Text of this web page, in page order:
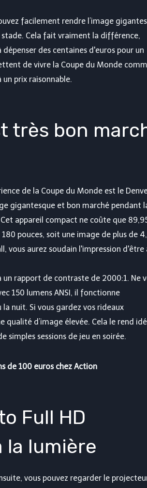
facilement rendre l’image
stade. Cela fait vraiment la différence,
des centaines d'euros pour un
de vivre la Coupe du Monde
prix raisonnable.
très bon
de la Coupe du Monde est le
gigantesque et bon marché pendant
appareil compact ne coûte que
pouces, soit une image de plus de
vous aurez soudain l'impression d'être
rapport de contraste de 2000:1. Ne
150 lumens ANSI, il fonctionne
nuit. Si vous gardez vos rideaux
d’image élevée. Cela le rend
simples sessions de jeu en soirée.
de 100 euros chez Action
Full HD
lumière
vous pouvez regarder le